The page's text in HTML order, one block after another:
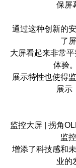
保屏
通过这种创新的
了
大屏看起来非常
体验
展示特性也使得
展示
监控大屏 拐角
监
增添了科技感和
业的